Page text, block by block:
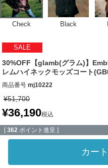
Check Black
SALE
30%OFF【glamb(グラム)】
レムハイネックモッズコート
商品番号 mj10222
¥51,700
¥36,190税込
[ 362 ポイント進呈 ]
カー